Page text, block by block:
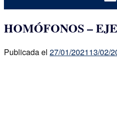
HOMÓFONOS –
Publicada el 27/01/202113/02/